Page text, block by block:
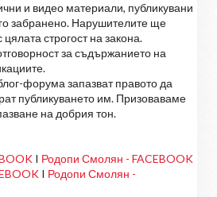
и видео материали, публикувани
забранено. Нарушителите ще
строгост на закона.
за съдържанието на
форума запазват правото да
публикуването им. Призоваваме
на добрия тон.
I Родопи Смолян - FACEBOOK
I Родопи Смолян -